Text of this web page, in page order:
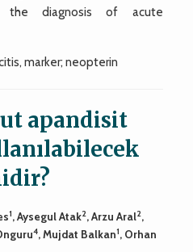
the diagnosis of acute
marker; neopterin
apandisit
1, Aysegul Atak2, Arzu Aral2,
4, Mujdat Balkan1, Orhan